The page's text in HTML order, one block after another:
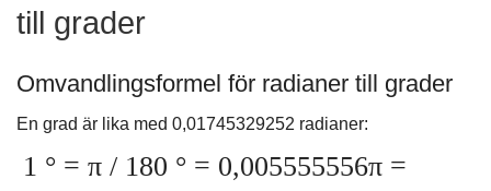
till grader
Omvandlingsformel för radianer till grader
En grad är lika med 0,01745329252 radianer:
1 ° = π / 180 ° = 0,005555556π =